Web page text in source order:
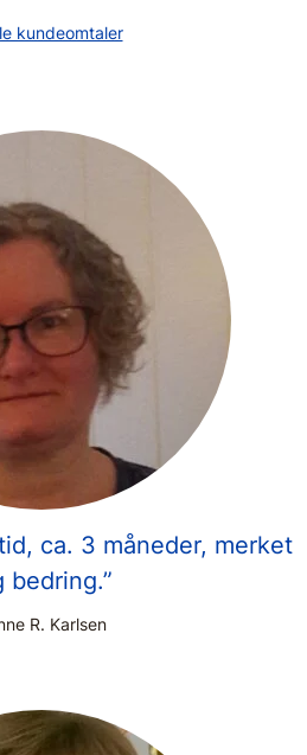
kundeomtaler
ca. 3 måneder, merket
bedring.”
R. Karlsen